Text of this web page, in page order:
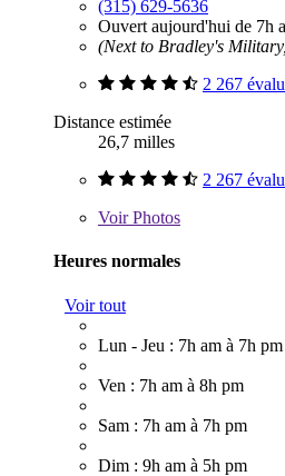
(315) 629-5636
Ouvert aujourd'hui de 7h
(Next to Bradley's
2 267
Distance estimée
26,7 milles
2 267
VoirPhotos
Heures normales
Voir tout
Lun - Jeu : 7h am à 7h pm
Ven : 7h am à 8h pm
Sam : 7h am à 7h pm
Dim : 9h am à 5h pm